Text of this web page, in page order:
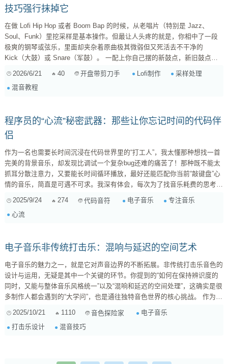
技巧强行抹掉它
在做 Lofi Hip Hop 或者 Boom Bap 的时候，从老唱片（特别是 Jazz、
Soul、Funk）里挖采样是基本操作。但最让人头疼的就是，你相中了一段
极爽的钢琴或弦乐，里面却夹杂着原曲极其微弱但又死活去不干净的
Kick（大鼓）或 Snare（军鼓）。 一配上你自己摆的新鼓点，新旧鼓点直
今天不扯虚的，直接上干货，聊聊怎么用 相位抵消 、 瞬态塑形 以及几种
2026/6/21 40 开盘带剪刀手 Lofi制作
采样处理
混音教程
程序员的“心流”秘密武器：那些让你忘记时间的代码伴
侣
作为一名也需要长时间沉浸在代码世界里的“打工人”，我太懂那种想找一首
完美的背景音乐，却发现比调试一个复杂bug还难的痛苦了！那种既不能太
抓耳分散注意力，又要能长时间循环播放，最好还能匹配你当前“敲键盘”心
情的音乐，简直是可遇不可求。我深有体会，每次为了找音乐耗费的思考时
效帮我进入“心流”状态的音乐类型和策略。今天就来和大家分享一下我的“秘
密武器”，希望能帮到同样苦恼的你。 为什么有些音乐能助你进入“心流”？
2025/9/24 274 代码音符 电子音乐
专注音乐
心流
电子音乐非传统打击乐：混响与延迟的空间艺术
电子音乐的魅力之一，就是它对声音边界的不断拓展。非传统打击乐音色的
设计与运用，无疑是其中一个关键的环节。你提到的“如何在保持辨识度的
同时，又能与整体音乐风格统一”以及“混响和延迟的空间处理”，这确实是很
多制作人都会遇到的“大学问”，也是通往独特音色世界的核心挑战。 作为一
名在声音世界摸爬滚打多年的制作人，我深知这种纠结。非传统打击乐，比
如用环境声、器乐采样、合成器噪音或者日常物体打击声制作的鼓点，它们
往往带着强烈的个性，但也容易在混音中显得格格不入。关键在于理解“独
2025/10/21 1110 音色探险家
电子音乐
打击乐设计
混音技巧